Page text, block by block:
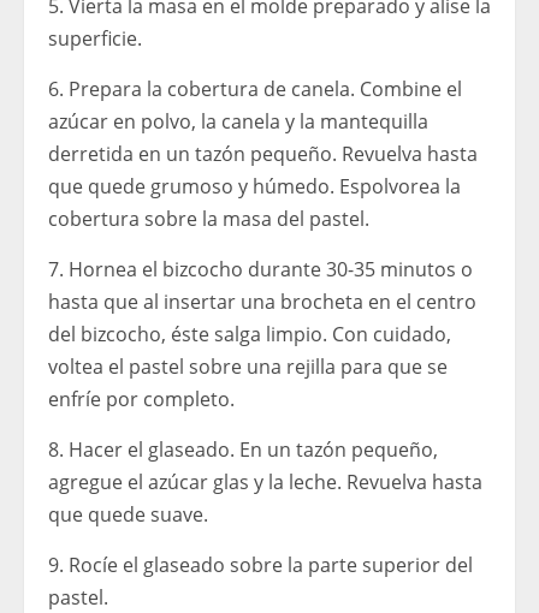
5. Vierta la masa en el molde preparado y alise la
superficie.
6. Prepara la cobertura de canela. Combine el
azúcar en polvo, la canela y la mantequilla
derretida en un tazón pequeño. Revuelva hasta
que quede grumoso y húmedo. Espolvorea la
cobertura sobre la masa del pastel.
7. Hornea el bizcocho durante 30-35 minutos o
hasta que al insertar una brocheta en el centro
del bizcocho, éste salga limpio. Con cuidado,
voltea el pastel sobre una rejilla para que se
enfríe por completo.
8. Hacer el glaseado. En un tazón pequeño,
agregue el azúcar glas y la leche. Revuelva hasta
que quede suave.
9. Rocíe el glaseado sobre la parte superior del
pastel.